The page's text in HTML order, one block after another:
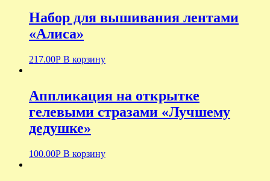
Набор для вышивания лентами
«Алиса»
217.00Р В корзину
Аппликация на открытке
гелевыми стразами «Лучшему
дедушке»
100.00Р В корзину